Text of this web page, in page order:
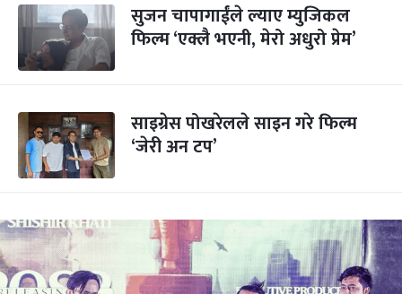
सुजन चापागाईंले ल्याए म्युजिकल
फिल्म ‘एक्लै भएनी, मेरो अधुरो प्रेम’
साइग्रेस पोखरेलले साइन गरे फिल्म
‘जेरी अन टप’